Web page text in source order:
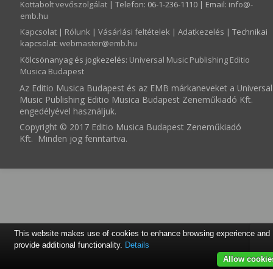
Kottabolt vevőszolgálat | Telefon: 06-1-236-1110 | Email: info­@­
emb.hu
Kapcsolat | Rólunk | Vásárlási feltételek | Adatkezelés | Technikai
kapcsolat: webmaster­@­emb.hu
Kölcsönanyag és jogkezelés: Universal Music Publishing Editio
Musica Budapest
Az Editio Musica Budapest és az EMB márkaneveket a Universal
Music Publishing Editio Musica Budapest Zeneműkiadó Kft.
engedélyével használjuk.
Copyright © 2017 Editio Musica Budapest Zeneműkiadó
Kft. Minden jog fenntartva.
This website makes use of cookies to enhance browsing experience and
provide additional functionality. Details
Allow